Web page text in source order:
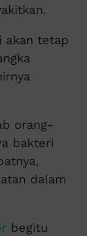
akan tetap
orang-
bakteri
dalam
begitu